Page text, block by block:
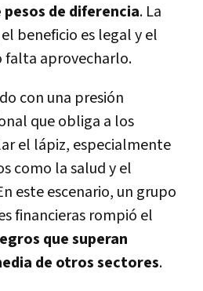
de diferencia. La
beneficio es legal y el
falta aprovecharlo.
con una presión
que obliga a los
el lápiz, especialmente
como la salud y el
este escenario, un grupo
financieras rompió el
que superan
de otros sectores.